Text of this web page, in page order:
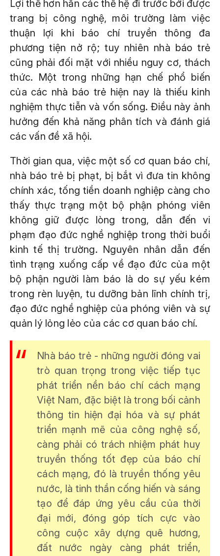
Lợi thế hơn hẳn các thế hệ đi trước bởi được
trang bị công nghệ, môi trường làm việc
thuận lợi khi báo chí truyền thông đa
phương tiện nở rộ; tuy nhiên nhà báo trẻ
cũng phải đối mặt với nhiều nguy cơ, thách
thức. Một trong những hạn chế phổ biến
của các nhà báo trẻ hiện nay là thiếu kinh
nghiệm thực tiễn và vốn sống. Điều này ảnh
hưởng đến khả năng phân tích và đánh giá
các vấn đề xã hội.
Thời gian qua, việc một số cơ quan báo chí,
nhà báo trẻ bị phạt, bị bắt vì đưa tin không
chính xác, tống tiền doanh nghiệp càng cho
thấy thực trạng một bộ phận phóng viên
không giữ được lòng trong, dẫn đến vi
phạm đạo đức nghề nghiệp trong thời buổi
kinh tế thị trường. Nguyên nhân dẫn đến
tình trạng xuống cấp về đạo đức của một
bộ phận người làm báo là do sự yếu kém
trong rèn luyện, tu dưỡng bản lĩnh chính trị,
đạo đức nghề nghiệp của phóng viên và sự
quản lý lỏng lẻo của các cơ quan báo chí.
Nhà báo trẻ - những người đóng vai
trò quan trọng trong việc tiếp tục
phát triển nền báo chí cách mạng
Việt Nam, đặc biệt là trong bối cảnh
thông tin hiện đại hóa và sự phát
triển mạnh mẽ của công nghệ số,
càng phải có trách nhiệm phát huy
truyền thống tốt đẹp của báo chí
cách mạng, đó là truyền thống yêu
nước, là tinh thần cống hiến và sáng
tạo để đáp ứng yêu cầu của thời
đại mới, đóng góp tích cực vào
công cuộc xây dựng quê hương,
đất nước ngày càng phát triển,